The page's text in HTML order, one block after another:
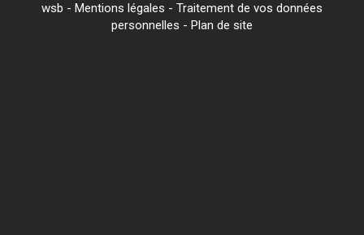
wsb - Mentions légales - Traitement de vos données
personnelles - Plan de site